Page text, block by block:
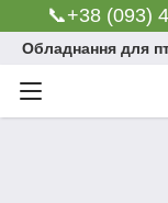
📞+38 (093)
Обладнання для